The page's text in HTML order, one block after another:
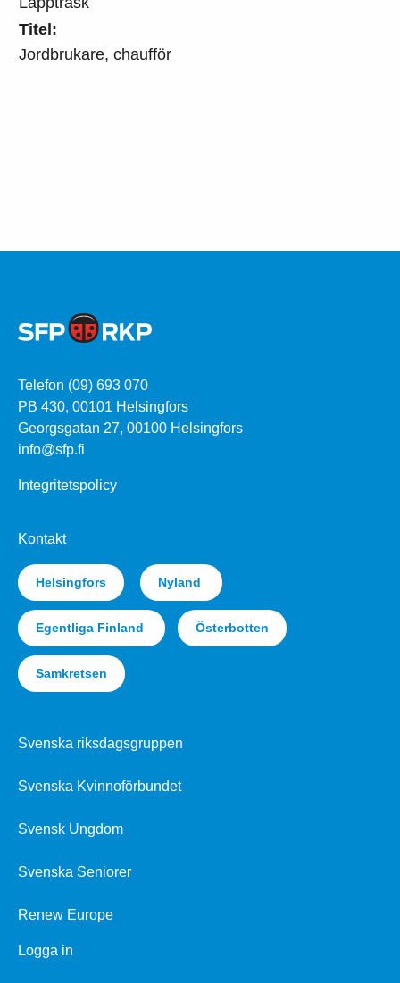
Titel:
Jordbrukare, chaufför
Telefon (09) 693 070
PB 430, 00101 Helsingfors
Georgsgatan 27, 00100 Helsingfors
info@sfp.fi
Integritetspolicy
Kontakt
Helsingfors Nyland
Egentliga Finland Österbotten
Samkretsen
Svenska riksdagsgruppen
Svenska Kvinnoförbundet
Svensk Ungdom
Svenska Seniorer
Renew Europe
Logga in